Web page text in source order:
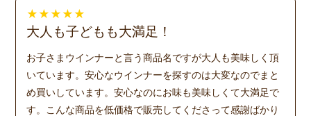
★ ★ ★ ★ ★
大人も子どもも大満足！
お子さまウインナーと言う商品名ですが大人も美味しく頂
いています。安心なウインナーを探すのは大変なのでまと
め買いしています。安心なのにお味も美味しくて大満足で
す。こんな商品を低価格で販売してくださって感謝ばかり